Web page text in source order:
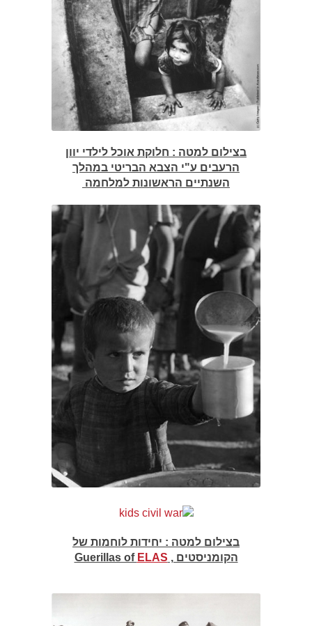
בצילום למטה : חלוקת אוכל לילדי יוון
הרעבים ע"י הצבא הבריטי במהלך
השנתיים הראשונות למלחמה
בצילום למטה : יחידות לוחמות של
הקומניסטים , Guerillas of ELAS